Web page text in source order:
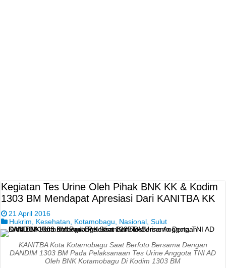
Kegiatan Tes Urine Oleh Pihak BNK KK & Kodim
1303 BM Mendapat Apresiasi Dari KANITBA KK
21 April 2016
Hukrim
Kesehatan Kotamobagu Nasional ,Sulut
KANITBA Kota Kotamobagu Saat Berfoto Bersama Dengan
DANDIM 1303 BM Pada Pelaksanaan Tes Urine Anggota TNI AD
Oleh BNK Kotamobagu Di Kodim 1303 BM